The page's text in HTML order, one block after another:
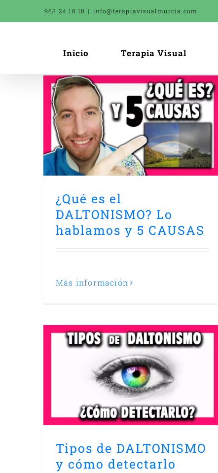
al
968 24 18 18 | info@terapiavisualmurcia.com
Inicio Terapia Visual
¿Qué es el
DALTONISMO? Lo
hablamos y 5 CAUSAS
Más información
Test de DALTONISMO
Cómo saber si tengo y cuál
Daltonismo
Tipos de DALTONISMO
y cómo detectarlo